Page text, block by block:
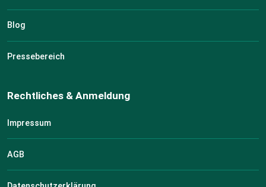
Blog
Pressebereich
Rechtliches & Anmeldung
Impressum
AGB